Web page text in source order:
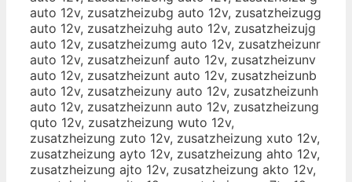
auto 12v, zusatzheizubg auto 12v, zusatzheizugg
auto 12v, zusatzheizuhg auto 12v, zusatzheizujg
auto 12v, zusatzheizumg auto 12v, zusatzheizunr
auto 12v, zusatzheizunf auto 12v, zusatzheizunv
auto 12v, zusatzheizunt auto 12v, zusatzheizunb
auto 12v, zusatzheizuny auto 12v, zusatzheizunh
auto 12v, zusatzheizunn auto 12v, zusatzheizung
quto 12v, zusatzheizung wuto 12v,
zusatzheizung zuto 12v, zusatzheizung xuto 12v,
zusatzheizung ayto 12v, zusatzheizung ahto 12v,
zusatzheizung ajto 12v, zusatzheizung akto 12v,